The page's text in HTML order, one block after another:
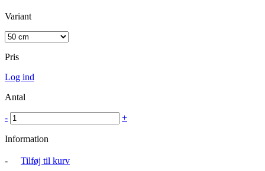
Variant
Pris
Log ind
Antal
- +
Information
- Tilføj til kurv